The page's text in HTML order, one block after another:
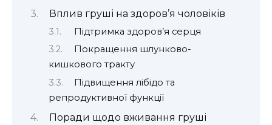
Вплив груші на здоров’я чоловіків
Підтримка здоров’я серця
Покращення шлунково-
кишкового тракту
Підвищення лібідо та
репродуктивної функції
Поради щодо вживання груші